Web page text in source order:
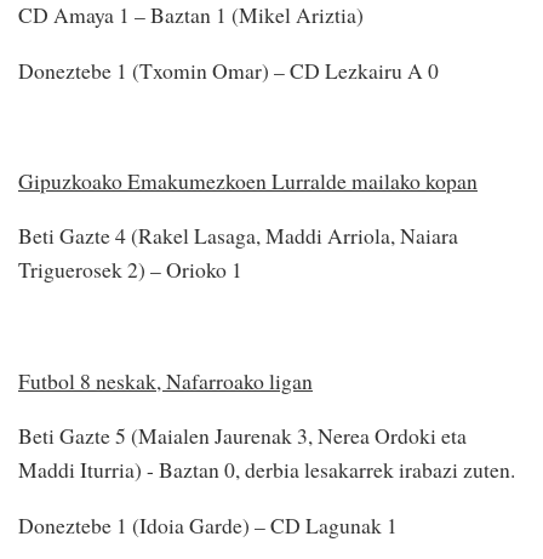
CD Amaya 1 – Baztan 1 (Mikel Ariztia)
Doneztebe 1 (Txomin Omar) – CD Lezkairu A 0
Gipuzkoako Emakumezkoen Lurralde mailako kopan
Beti Gazte 4 (Rakel Lasaga, Maddi Arriola, Naiara
Triguerosek 2) – Orioko 1
Futbol 8 neskak, Nafarroako ligan
Beti Gazte 5 (Maialen Jaurenak 3, Nerea Ordoki eta
Maddi Iturria) - Baztan 0, derbia lesakarrek irabazi zuten.
Doneztebe 1 (Idoia Garde) – CD Lagunak 1